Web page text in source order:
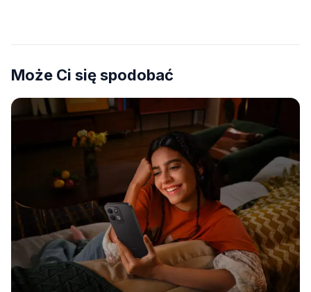
Może Ci się spodobać